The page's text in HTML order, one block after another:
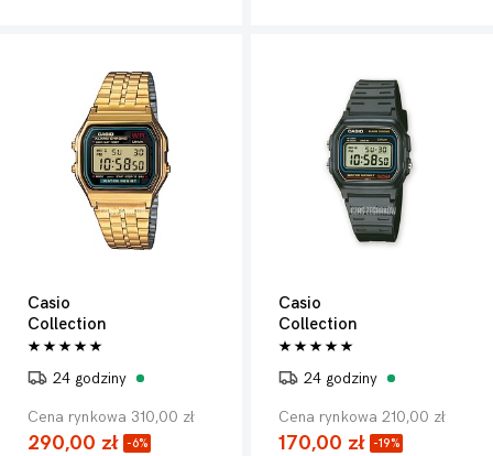
Casio
Collection
24 godziny
Cena rynkowa 310,00 zł
290,00 zł -6%
Casio
Collection
24 godziny
Cena rynkowa 210,00 zł
170,00 zł -19%